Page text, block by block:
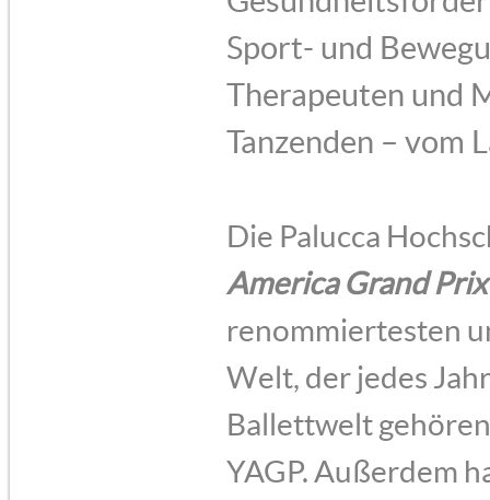
Sport- und
Therapeuten und
Tanzenden – vom
Die Palucca
America Grand Prix
renommiertesten
Welt, der jedes
Ballettwelt
YAGP. Außerdem